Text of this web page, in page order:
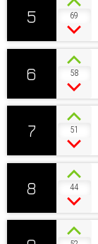
5 69
6 58
7 51
8 44